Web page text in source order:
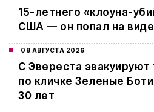
15-летнего «клоуна-
США — он попал на
08 АВГУСТА 2026
С Эвереста эвакуируют
по кличке Зеленые
30 лет